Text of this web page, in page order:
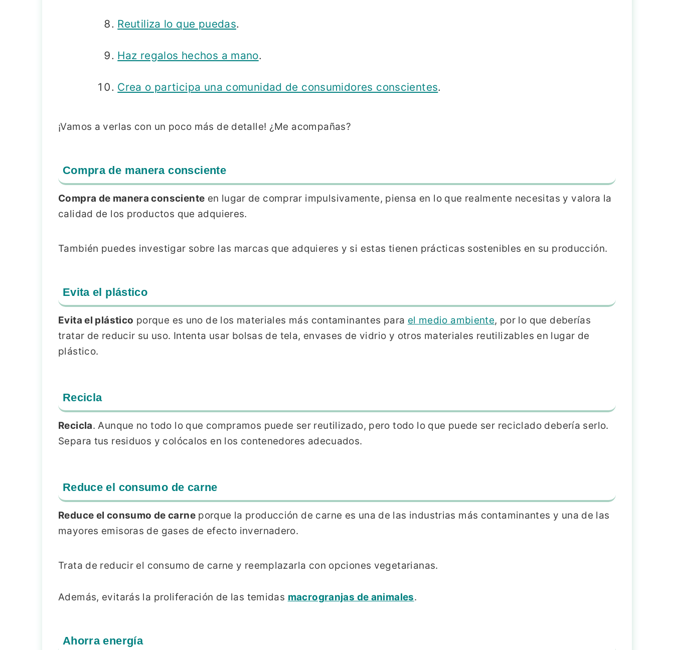
Reutiliza lo que puedas.
Haz regalos hechos a mano.
Crea o participa una comunidad de consumidores conscientes.
¡Vamos a verlas con un poco más de detalle! ¿Me acompañas?
Compra de manera consciente
Compra de manera consciente en lugar de comprar impulsivamente, piensa en lo que realmente necesitas y valora la
calidad de los productos que adquieres.
También puedes investigar sobre las marcas que adquieres y si estas tienen prácticas sostenibles en su producción.
Evita el plástico
Evita el plástico porque es uno de los materiales más contaminantes para el medio ambiente, por lo que deberías
tratar de reducir su uso. Intenta usar bolsas de tela, envases de vidrio y otros materiales reutilizables en lugar de
plástico.
Recicla
Recicla. Aunque no todo lo que compramos puede ser reutilizado, pero todo lo que puede ser reciclado debería serlo.
Separa tus residuos y colócalos en los contenedores adecuados.
Reduce el consumo de carne
Reduce el consumo de carneporque la producción de carne es una de las industrias más contaminantes y una de las
mayores emisoras de gases de efecto invernadero.
Trata de reducir el consumo de carne y reemplazarla con opciones vegetarianas.
Además, evitarás la proliferación de las temidas macrogranjas de animales.
Ahorra energía